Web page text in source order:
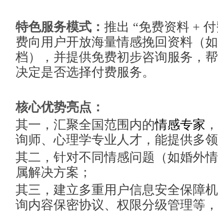
特色服务模式： 推出 “免费资料 +
费向用户开放海量情感挽回资料（
档），并提供免费初步咨询服务，
决定是否选择付费服务。
核心优势亮点：
其一，汇聚全国范围内的情感专家
询师、心理学专业人才，能提供多
其二，针对不同情感问题（如婚外
属解决方案；
其三，建立多重用户信息安全保障
询内容保密协议、权限分级管理等